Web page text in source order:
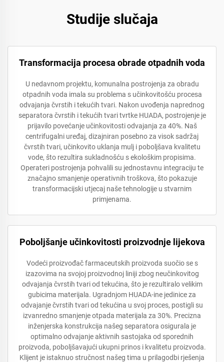
Studije slučaja
Transformacija procesa obrade otpadnih voda
U nedavnom projektu, komunalna postrojenja za obradu
otpadnih voda imala su problema s učinkovitošću procesa
odvajanja čvrstih i tekućih tvari. Nakon uvođenja naprednog
separatora čvrstih i tekućih tvari tvrtke HUADA, postrojenje je
prijavilo povećanje učinkovitosti odvajanja za 40%. Naš
centrifugalni uređaj, dizajniran posebno za visok sadržaj
čvrstih tvari, učinkovito uklanja mulj i poboljšava kvalitetu
vode, što rezultira sukladnošću s ekološkim propisima.
Operateri postrojenja pohvalili su jednostavnu integraciju te
značajno smanjenje operativnih troškova, što pokazuje
transformacijski utjecaj naše tehnologije u stvarnim
primjenama.
Poboljšanje učinkovitosti proizvodnje lijekova
Vodeći proizvođač farmaceutskih proizvoda suočio se s
izazovima na svojoj proizvodnoj liniji zbog neučinkovitog
odvajanja čvrstih tvari od tekućina, što je rezultiralo velikim
gubicima materijala. Ugradnjom HUADA-ine jedinice za
odvajanje čvrstih tvari od tekućina u svoj proces, postigli su
izvanredno smanjenje otpada materijala za 30%. Precizna
inženjerska konstrukcija našeg separatora osigurala je
optimalno odvajanje aktivnih sastojaka od sporednih
proizvoda, poboljšavajući ukupni prinos i kvalitetu proizvoda.
Klijent je istaknuo stručnost našeg tima u prilagodbi rješenja